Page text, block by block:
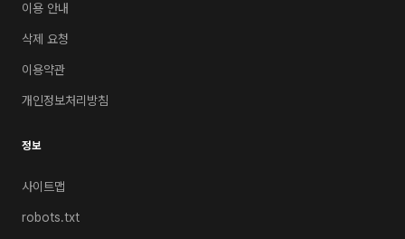
이용 안내
삭제 요청
이용약관
개인정보처리방침
정보
사이트맵
robots.txt